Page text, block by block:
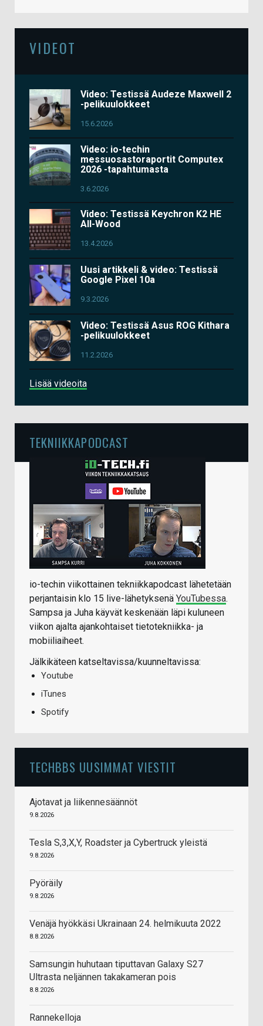
VIDEOT
Video: Testissä Audeze Maxwell 2
-pelikuulokkeet
15.6.2026
Video: io-techin
messuosastoraportit Computex
2026 -tapahtumasta
3.6.2026
Video: Testissä Keychron K2 HE
All-Wood
13.4.2026
Uusi artikkeli & video: Testissä
Google Pixel 10a
9.3.2026
Video: Testissä Asus ROG Kithara
-pelikuulokkeet
11.2.2026
Lisää videoita
TEKNIIKKAPODCAST
io-techin viikottainen tekniikkapodcast lähetetään
perjantaisin klo 15 live-lähetyksenä YouTubessa.
Sampsa ja Juha käyvät keskenään läpi kuluneen
viikon ajalta ajankohtaiset tietotekniikka- ja
mobiiliaiheet.
Jälkikäteen katseltavissa/kuunneltavissa:
Youtube
iTunes
Spotify
TECHBBS UUSIMMAT VIESTIT
Ajotavat ja liikennesäännöt
9.8.2026
Tesla S,3,X,Y, Roadster ja Cybertruck yleistä
9.8.2026
Pyöräily
9.8.2026
Venäjä hyökkäsi Ukrainaan 24. helmikuuta 2022
8.8.2026
Samsungin huhutaan tiputtavan Galaxy S27
Ultrasta neljännen takakameran pois
8.8.2026
Rannekelloja